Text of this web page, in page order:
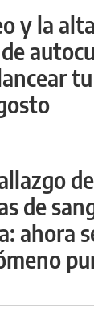
y la
de
ahora